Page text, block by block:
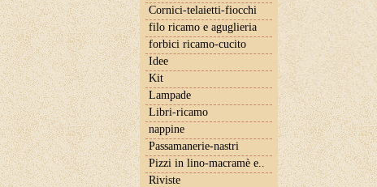
Cornici-telaietti-fiocchi
filo ricamo e aguglieria
forbici ricamo-cucito
Idee
Kit
Lampade
Libri-ricamo
nappine
Passamanerie-nastri
Pizzi in lino-macramè e..
Riviste